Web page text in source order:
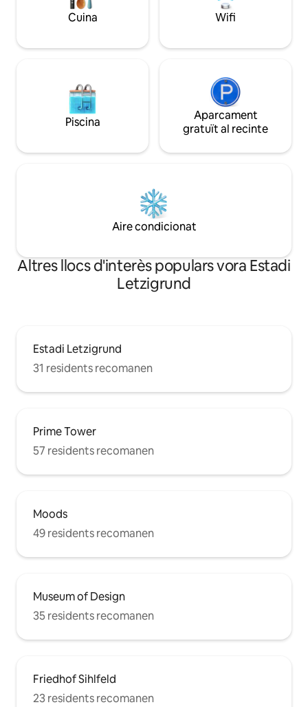
minuts de supermercats, gimnasos, bars
i discoteques
ciutat plena de
Cuina Wifi
Piscina
Aparcament
gratuït al recinte
Aire condicionat
Altres llocs d'interès populars vora Estadi
Letzigrund
Estadi Letzigrund
31 residents recomanen
Prime Tower
57 residents recomanen
Moods
49 residents recomanen
Museum of Design
35 residents recomanen
Friedhof Sihlfeld
23 residents recomanen